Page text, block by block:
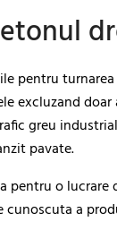
pentru
excluzand
greu
pavate.
pentru o lucrare
cunoscuta a